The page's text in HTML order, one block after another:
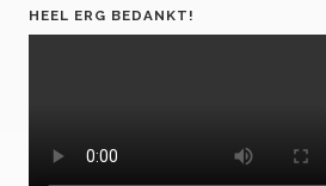
HEEL ERG BEDANKT!